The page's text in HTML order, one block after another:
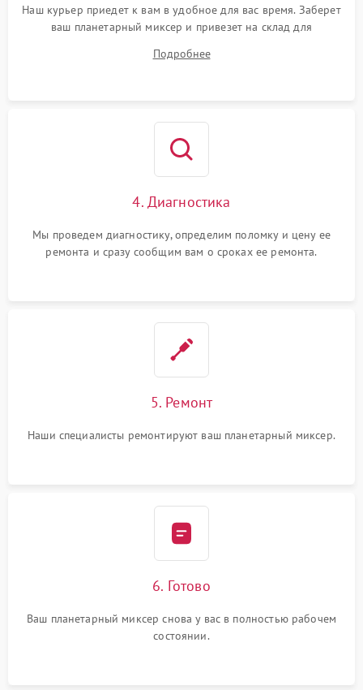
Наш курьер приедет к вам в удобное для вас время. Заберет
ваш планетарный миксер и привезет на склад для
Подробнее
4. Диагностика
Мы проведем диагностику, определим поломку и цену ее
ремонта и сразу сообщим вам о сроках ее ремонта.
5. Ремонт
Наши специалисты ремонтируют ваш планетарный миксер.
6. Готово
Ваш планетарный миксер снова у вас в полностью рабочем
состоянии.